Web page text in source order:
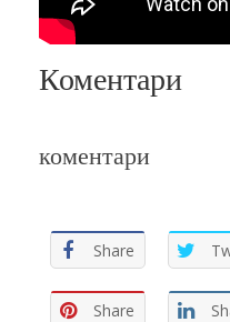
Коментари
коментари
Share
Share